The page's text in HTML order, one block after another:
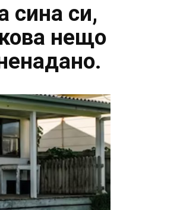
сина си,
нещо